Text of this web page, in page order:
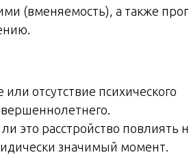
(вменяемость), а также
отсутствие психического
это расстройство повлиять
значимый момент.